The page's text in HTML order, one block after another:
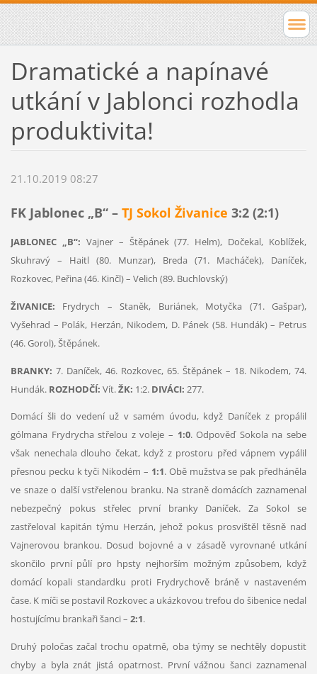
Dramatické a napínavé
utkání v Jablonci rozhodla
produktivita!
21.10.2019 08:27
FK Jablonec „B“ – TJ Sokol Živanice 3:2 (2:1)
JABLONEC „B“: Vajner – Štěpánek (77. Helm), Dočekal, Koblížek,
Skuhravý – Haitl (80. Munzar), Breda (71. Macháček), Daníček,
Rozkovec, Peřina (46. Kinčl) – Velich (89. Buchlovský)
ŽIVANICE: Frydrych – Staněk, Buriánek, Motyčka (71. Gašpar),
Vyšehrad – Polák, Herzán, Nikodem, D. Pánek (58. Hundák) – Petrus
(46. Gorol), Štěpánek.
BRANKY: 7. Daníček, 46. Rozkovec, 65. Štěpánek – 18. Nikodem, 74.
Hundák. ROZHODČÍ: Vít. ŽK: 1:2. DIVÁCI: 277.
Domácí šli do vedení už v samém úvodu, když Daníček z propálil
gólmana Frydrycha střelou z voleje – 1:0. Odpověď Sokola na sebe
však nenechala dlouho čekat, když z prostoru před vápnem vypálil
přesnou pecku k tyči Nikodém – 1:1. Obě mužstva se pak předháněla
ve snaze o další vstřelenou branku. Na straně domácích zaznamenal
nebezpečný pokus střelec první branky Daníček. Za Sokol se
zastřeloval kapitán týmu Herzán, jehož pokus prosvištěl těsně nad
Vajnerovou brankou. Dosud bojovné a v zásadě vyrovnané utkání
skončilo první půlí pro hpsty nejhorším možným způsobem, když
domácí kopali standardku proti Frydrychově bráně v nastaveném
čase. K míči se postavil Rozkovec a ukázkovou trefou do šibenice nedal
hostujícímu brankaři šanci – 2:1.
Druhý poločas začal trochu opatrně, oba týmy se nechtěly dopustit
chyby a byla znát jistá opatrnost. První vážnou šanci zaznamenal